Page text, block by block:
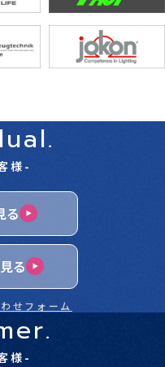
様-
る
る
せフォーム
様-